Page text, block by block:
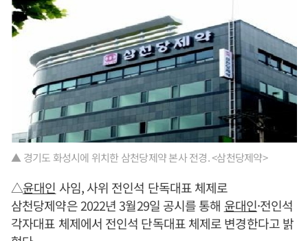
▲ 경기도 화성시에 위치한 삼천당제약 본사 전경. <삼천당제약>
△윤대인 사임, 사위 전인석 단독대표 체제로
삼천당제약은 2022년 3월29일 공시를 통해 윤대인·전인석
각자대표 체제에서 전인석 단독대표 체제로 변경한다고 밝